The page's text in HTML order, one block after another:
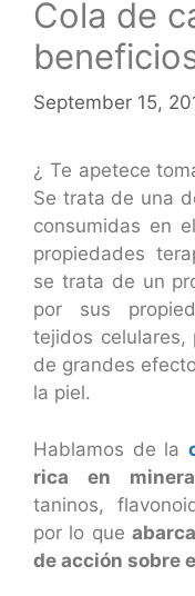
Cola de
September 15,
¿ Te apetece
Se trata de una
consumidas en
propiedades
se trata de un
por sus
tejidos celulares,
de grandes
la piel.
Hablamos de la
rica en
taninos,
por lo que
de acción sobre